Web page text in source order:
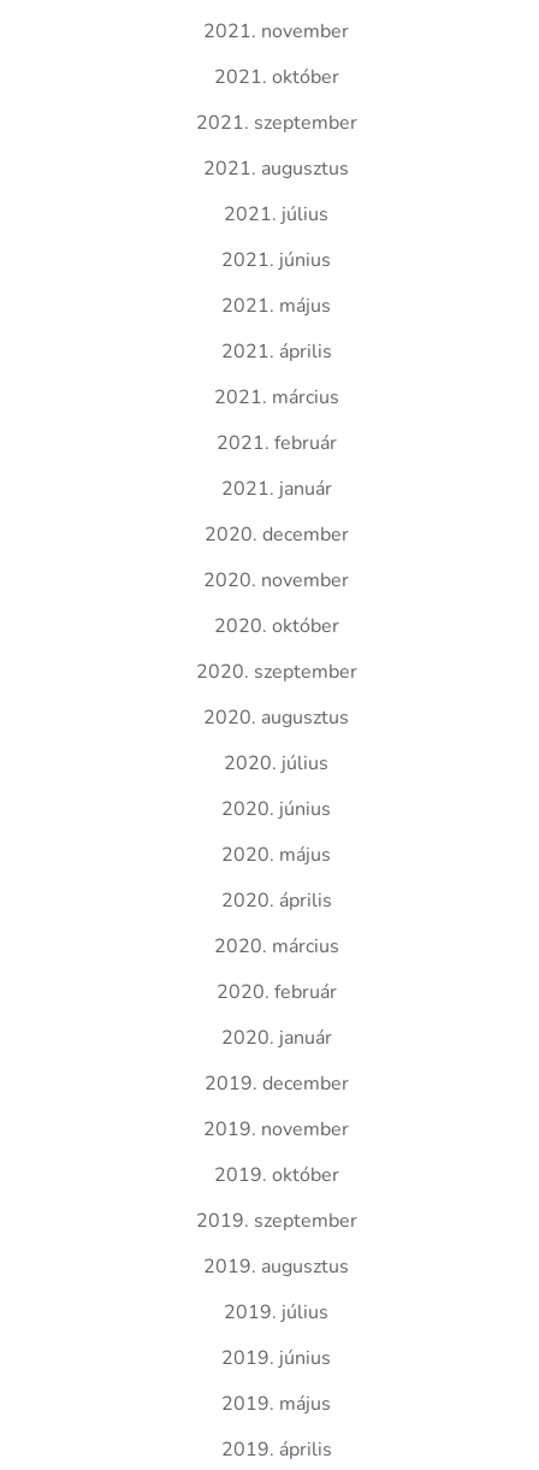
2021. november
2021. október
2021. szeptember
2021. augusztus
2021. július
2021. június
2021. május
2021. április
2021. március
2021. február
2021. január
2020. december
2020. november
2020. október
2020. szeptember
2020. augusztus
2020. július
2020. június
2020. május
2020. április
2020. március
2020. február
2020. január
2019. december
2019. november
2019. október
2019. szeptember
2019. augusztus
2019. július
2019. június
2019. május
2019. április